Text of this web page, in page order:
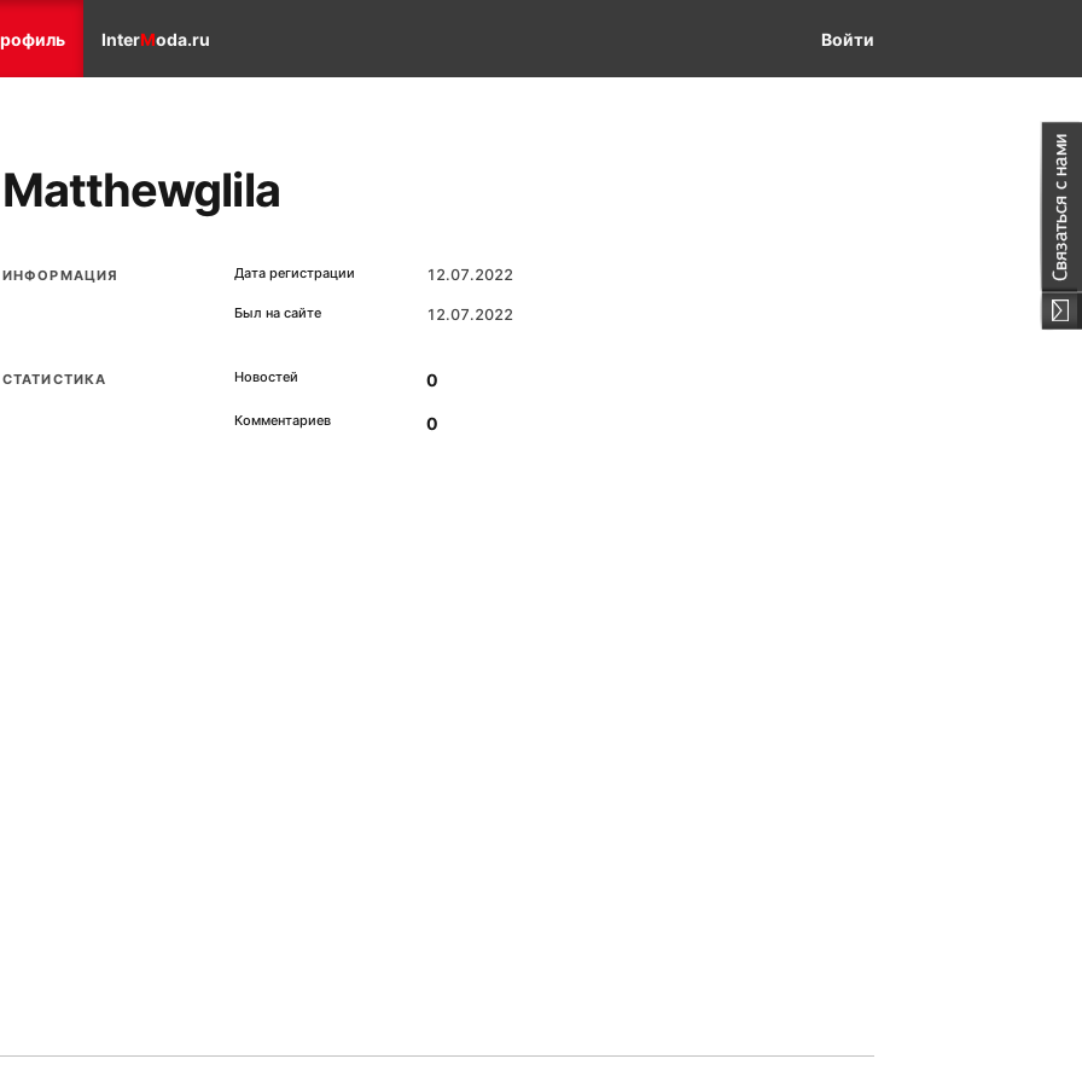
InterModa.ru Войти
Matthewglila
ИНФОРМАЦИЯ Дата регистрации 12.07.2022
Был на сайте 12.07.2022
СТАТИСТИКА Новостей 0
Комментариев 0